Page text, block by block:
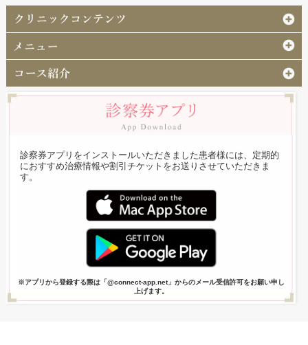
診察券アプリをインストールいただきました患者様には、定期的
におすすめ治療情報や割引チケットをお送りさせていただきま
す。
※アプリから登録する際は「@connect-app.net」からのメール受信許可をお願い申し
上げます。